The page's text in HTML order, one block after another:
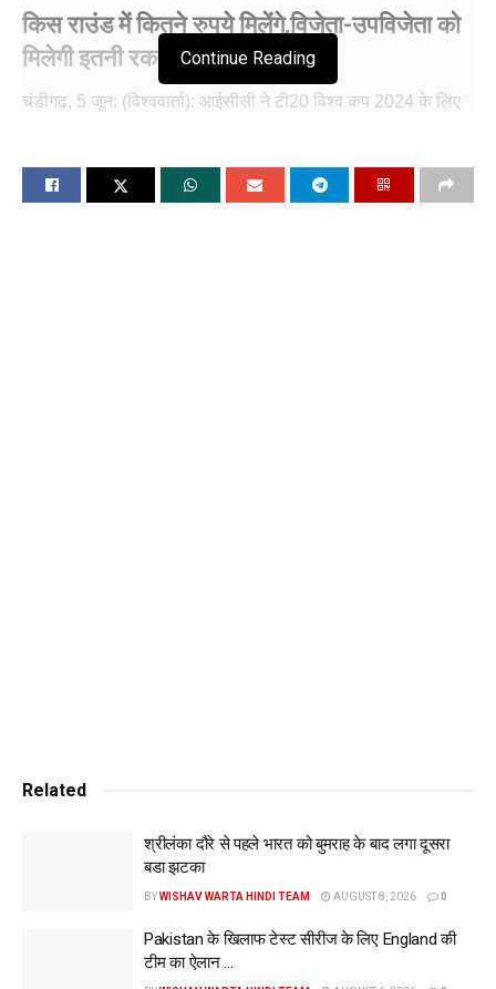
किस राउंड में कितने रुपये मिलेंगे,विजेता-उपविजेता को
मिलेगी इतनी रकम
चंडीगढ, 5 जून: (विश्ववार्ता): आईसीसी ने टी20 विश्व कप 2024 के लिए
एक रिकॉर्ड है। यह पिछले सभी आईसीसी टी20 विश्व कप टूर्नामेंट से ज्यादा
डॉलर)
13 से 20वें स्थान पर रहने पर 1.87 करोड़ रुपये (225,000 अमेरिकी
टी20 विश्व कप में कुल 55 मैच खेले जाएंगे
टी20 विश्व कप में शुरुआती राउंड यानी ग्रुप स्टेज मं 40 मैच खेले जाएंगे।
20 टीमों को पांच-पांच के चार ग्रुप में बांटा गया है। ग्रुप स्टेज में अपने-
Continue Reading
Related
श्रीलंका दौरे से पहले भारत को बुमराह के बाद लगा दूसरा
बडा झटका
BYWISHAV WARTA HINDI TEAM AUGUST 8, 2026 0
Pakistan के खिलाफ टेस्ट सीरीज के लिए England की
टीम का ऐलान …